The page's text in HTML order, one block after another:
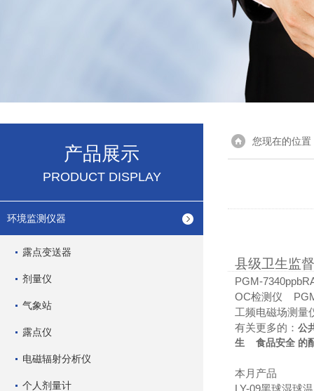
产品展示
PRODUCT DISPLAY
环境监测仪器
露点变送器
剂量仪
气象站
露点仪
电磁辐射分析仪
个人剂量计
您现在的位置
县级卫生监
PGM-
OC检测仪
工频电磁场测量
有关更多的： 公
生 食品安全 的
本月产品
LY-09黑球湿球